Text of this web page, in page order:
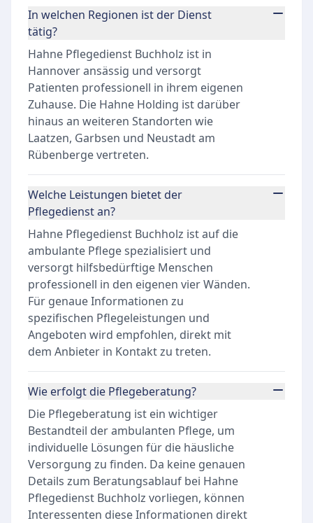
In welchen Regionen ist der Dienst
tätig?
Hahne Pflegedienst Buchholz ist in
Hannover ansässig und versorgt
Patienten professionell in ihrem eigenen
Zuhause. Die Hahne Holding ist darüber
hinaus an weiteren Standorten wie
Laatzen, Garbsen und Neustadt am
Rübenberge vertreten.
Welche Leistungen bietet der
Pflegedienst an?
Hahne Pflegedienst Buchholz ist auf die
ambulante Pflege spezialisiert und
versorgt hilfsbedürftige Menschen
professionell in den eigenen vier Wänden.
Für genaue Informationen zu
spezifischen Pflegeleistungen und
Angeboten wird empfohlen, direkt mit
dem Anbieter in Kontakt zu treten.
Wie erfolgt die Pflegeberatung?
Die Pflegeberatung ist ein wichtiger
Bestandteil der ambulanten Pflege, um
individuelle Lösungen für die häusliche
Versorgung zu finden. Da keine genauen
Details zum Beratungsablauf bei Hahne
Pflegedienst Buchholz vorliegen, können
Interessenten diese Informationen direkt